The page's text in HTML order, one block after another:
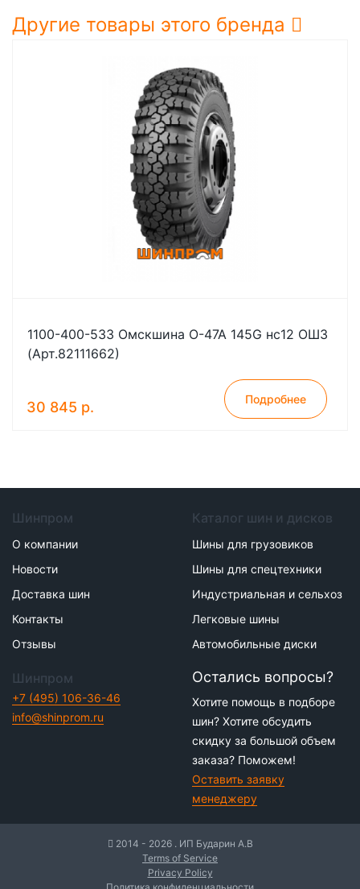
Другие товары этого бренда
1100-400-533 Омскшина О-47А 145G нс12 ОШЗ
(Арт.82111662)
30 845 р. Подробнее
Шинпром
О компании
Новости
Доставка шин
Контакты
Отзывы
Каталог шин и дисков
Шины для грузовиков
Шины для спецтехники
Индустриальная и сельхоз
Легковые шины
Автомобильные диски
Шинпром
+7 (495) 106-36-46
info@shinprom.ru
Остались вопросы?
Хотите помощь в подборе
шин? Хотите обсудить
скидку за большой объем
заказа? Поможем!
Оставить заявку
менеджеру
2014 - 2026 . ИП Бударин А.В
Terms of Service
Privacy Policy